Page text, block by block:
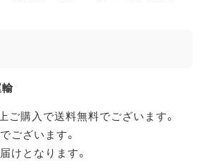
輸
ご購入で送料無料でございます。
ございます。
けとなります。